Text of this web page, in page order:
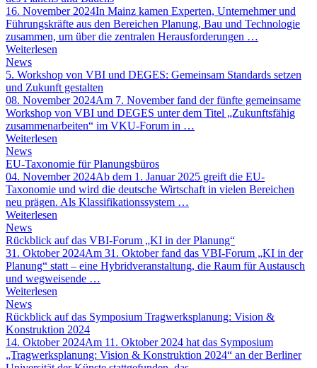
16. November 2024In Mainz kamen Experten, Unternehmer und
Führungskräfte aus den Bereichen Planung, Bau und Technologie
zusammen, um über die zentralen Herausforderungen …
Weiterlesen
News
5. Workshop von VBI und DEGES: Gemeinsam Standards setzen
und Zukunft gestalten
08. November 2024Am 7. November fand der fünfte gemeinsame
Workshop von VBI und DEGES unter dem Titel „Zukunftsfähig
zusammenarbeiten“ im VKU-Forum in …
Weiterlesen
News
EU-Taxonomie für Planungsbüros
04. November 2024Ab dem 1. Januar 2025 greift die EU-
Taxonomie und wird die deutsche Wirtschaft in vielen Bereichen
neu prägen. Als Klassifikationssystem …
Weiterlesen
News
Rückblick auf das VBI-Forum „KI in der Planung“
31. Oktober 2024Am 31. Oktober fand das VBI-Forum „KI in der
Planung“ statt – eine Hybridveranstaltung, die Raum für Austausch
und wegweisende …
Weiterlesen
News
Rückblick auf das Symposium Tragwerksplanung: Vision &
Konstruktion 2024
14. Oktober 2024Am 11. Oktober 2024 hat das Symposium
„Tragwerksplanung: Vision & Konstruktion 2024“ an der Berliner